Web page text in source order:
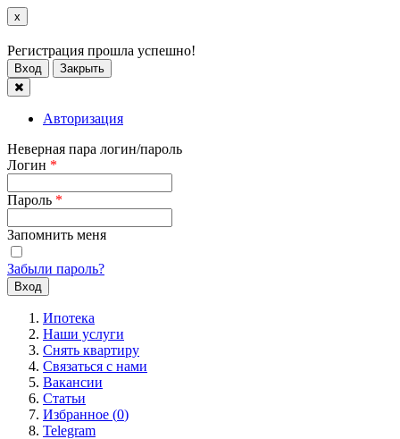
x
Регистрация прошла успешно!
Вход Закрыть
Авторизация
Неверная пара логин/пароль
Логин *
Пароль *
Запомнить меня
Забыли пароль?
Ипотека
Наши услуги
Снять квартиру
Связаться с нами
Вакансии
Статьи
Избранное (0)
Telegram